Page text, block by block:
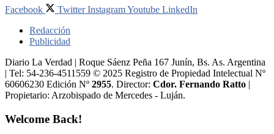
Facebook Twitter InstagramYoutube LinkedIn
Redacción
Publicidad
Diario La Verdad | Roque Sáenz Peña 167 Junín, Bs. As. Argentina
| Tel: 54-236-4511559 © 2025 Registro de Propiedad Intelectual Nº
60606230 Edición Nº 2955. Director:​ Cdor. Fernando Ratto |
Propietario:​ Arzobispado de Mercedes - Luján.
Welcome Back!